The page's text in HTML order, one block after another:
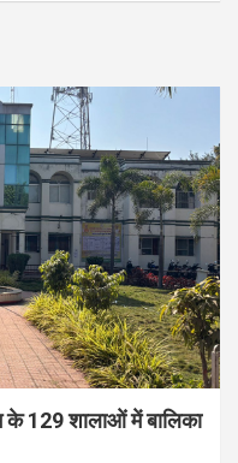
के 129 शालाओं में बालिका